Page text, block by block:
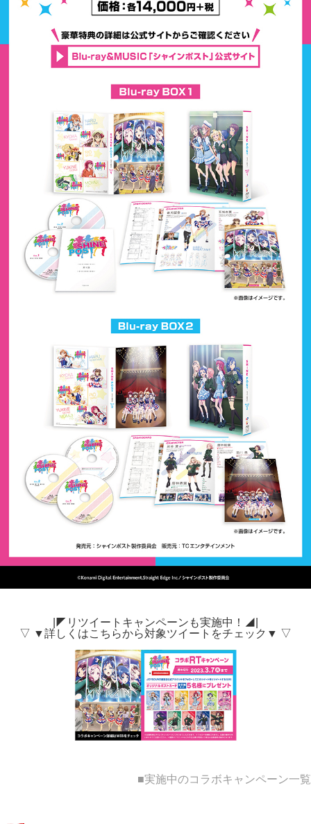
|◤リツイートキャンペーンも実施中！◢|
▽ ▼詳しくはこちらから対象ツイートをチェック▼ ▽
■実施中のコラボキャンペーン一覧